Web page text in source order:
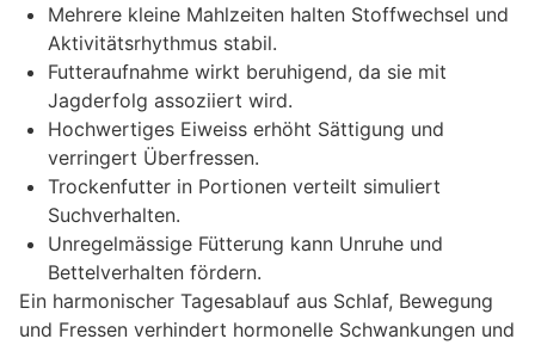
Mehrere kleine Mahlzeiten halten Stoffwechsel und
Aktivitätsrhythmus stabil.
Futteraufnahme wirkt beruhigend, da sie mit
Jagderfolg assoziiert wird.
Hochwertiges Eiweiss erhöht Sättigung und
verringert Überfressen.
Trockenfutter in Portionen verteilt simuliert
Suchverhalten.
Unregelmässige Fütterung kann Unruhe und
Bettelverhalten fördern.
Ein harmonischer Tagesablauf aus Schlaf, Bewegung
und Fressen verhindert hormonelle Schwankungen und